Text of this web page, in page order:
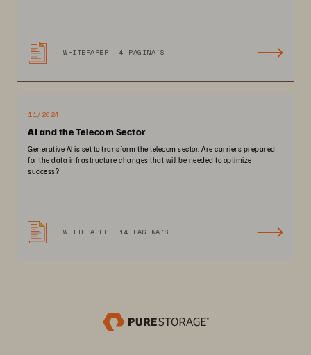
WHITEPAPER 4 PAGINA'S
11/2024
AI and the Telecom Sector
Generative AI is set to transform the telecom sector. Are carriers prepared
for the data infrastructure changes that will be needed to optimize
success?
WHITEPAPER 14 PAGINA'S